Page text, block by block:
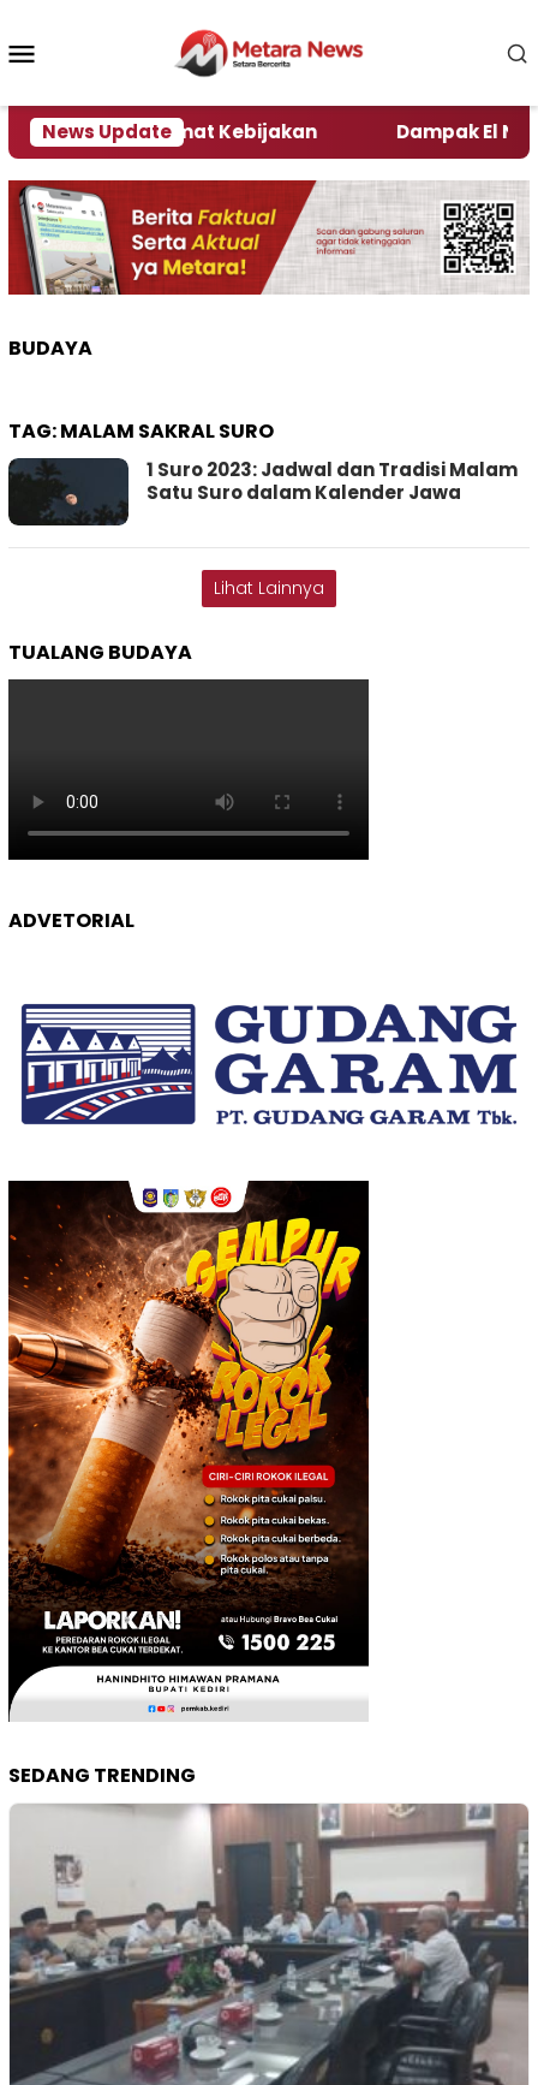
konten
News Update
Kata Pengamat Kebijakan Dampak El Nino,
BUDAYA
TAG:MALAM SAKRAL SURO
1 Suro 2023: Jadwal dan Tradisi Malam
Satu Suro dalam Kalender Jawa
Lihat Lainnya
TUALANG BUDAYA
ADVETORIAL
SEDANG TRENDING